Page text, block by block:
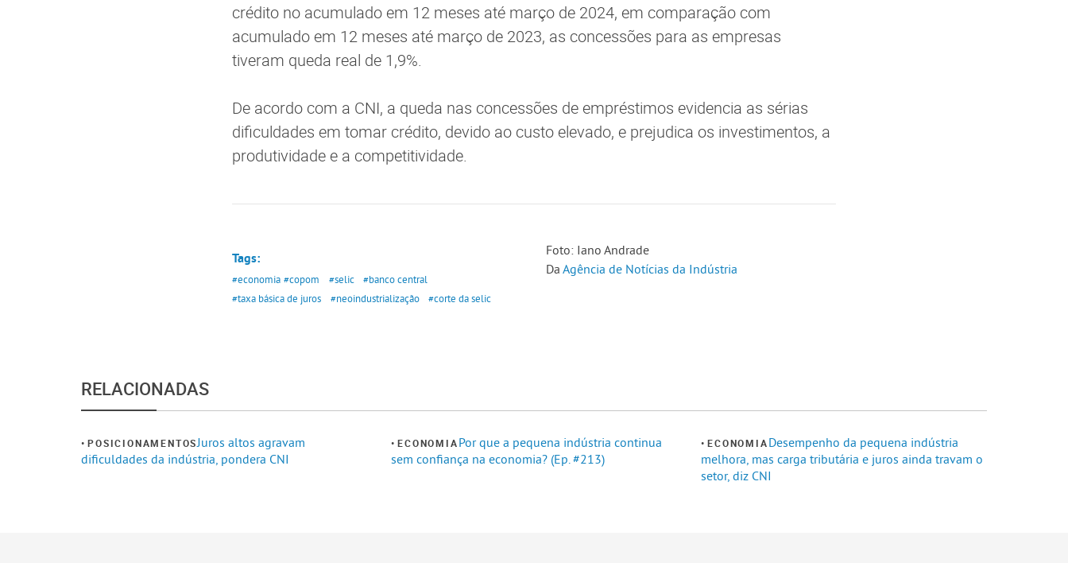
crédito no acumulado em 12 meses até março de 2024, em comparação com
acumulado em 12 meses até março de 2023, as concessões para as empresas
tiveram queda real de 1,9%.
De acordo com a CNI, a queda nas concessões de empréstimos evidencia as sérias
dificuldades em tomar crédito, devido ao custo elevado, e prejudica os investimentos, a
produtividade e a competitividade.
Tags:
#economia #copom #selic
#banco central
#taxa básica de juros
#neoindustrialização #corte da selic
Foto: Iano Andrade
Da Agência de Notícias da Indústria
RELACIONADAS
POSICIONAMENTOSJuros altos agravam
dificuldades da indústria, pondera CNI
ECONOMIAPor que a pequena indústria continua
sem confiança na economia? (Ep. #213)
ECONOMIADesempenho da pequena indústria
melhora, mas carga tributária e juros ainda travam o
setor, diz CNI